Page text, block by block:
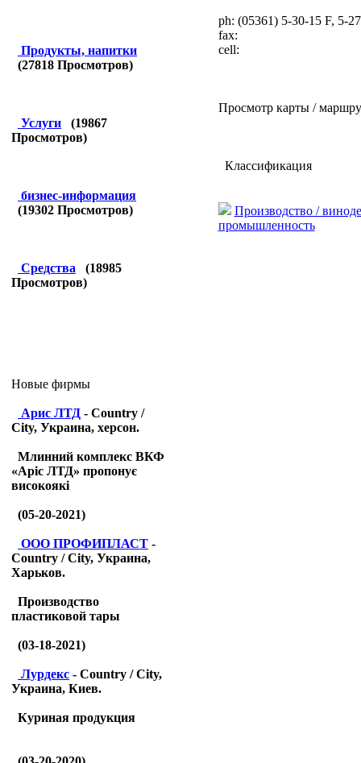
Продукты, напитки
(27818 Просмотров)
Услуги (19867
Просмотров)
бизнес-информация
(19302 Просмотров)
Средства (18985
Просмотров)
Новые фирмы
Арис ЛТД - Country /
City, Украина, херсон.
Млинний комплекс ВКФ
«Аріс ЛТД» пропонує
високоякі
(05-20-2021)
ООО ПРОФИПЛАСТ -
Country / City, Украина,
Харьков.
Производство
пластиковой тары
(03-18-2021)
Лурдекс - Country / City,
Украина, Киев.
Куриная продукция
ph: (05361) 5-30-15 F, 5-
fax:
cell:
Просмотр карты /
Классификация
Производство /
промышленность